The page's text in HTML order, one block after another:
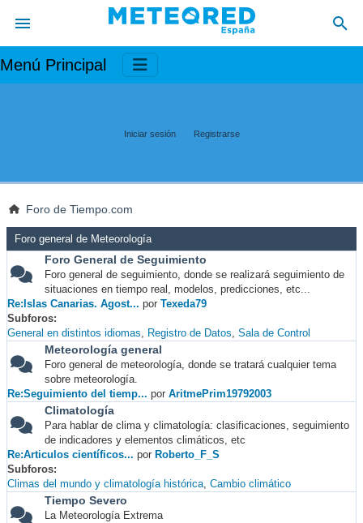
Menú Principal
Iniciar sesión Registrarse
Foro de Tiempo.com
Foro general de Meteorología
Foro General de Seguimiento
Foro general de seguimiento, donde se realizará seguimiento de
situaciones en tiempo real, modelos, predicciones, etc...
Re:Islas Canarias. Agost... por Texeda79
Subforos
General en distintos idiomas
Registro de Datos Sala de Control
Meteorología general
Foro general de meteorología, donde se tratará cualquier tema
sobre meteorología.
Re:Seguimiento del tiemp... por AritmePrim19792003
Climatología
Para hablar de clima y climatología: clasificaciones, seguimiento
de indicadores y elementos climáticos, etc
Re:Articulos científicos... por Roberto_F_S
Subforos
Climas del mundo y climatología histórica Cambio climático
Tiempo Severo
La Meteorología Extrema